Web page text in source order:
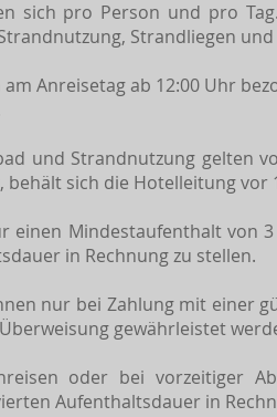
sich pro Person und pro
Strandliegen
Anreisetag ab 12:00 Uhr
und Strandnutzung gelten
behält sich die Hotelleitung vor
einen Mindestaufenthalt von
in Rechnung zu stellen.
nur bei Zahlung mit einer
gewährleistet
oder bei vorzeitiger
Aufenthaltsdauer in